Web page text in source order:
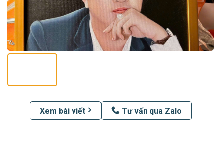
Xem bài viết Tư vấn qua Zalo